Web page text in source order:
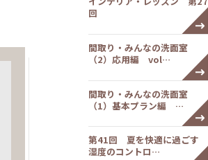
回
間取り・みんなの洗面室
（2）応用編 vol…
間取り・みんなの洗面室
（1）基本プラン編 …
第41回 夏を快適に過ごす
湿度のコントロ…